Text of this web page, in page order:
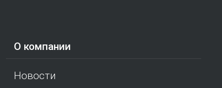
О компании
Новости